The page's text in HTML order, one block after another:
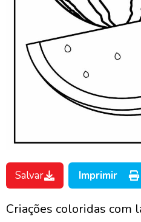
Salvar Imprimir
Criações coloridas com